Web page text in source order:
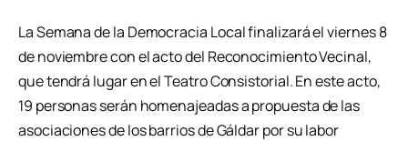
La Semana de la Democracia Local finalizará el viernes 8
de noviembre con el acto del Reconocimiento Vecinal,
que tendrá lugar en el Teatro Consistorial. En este acto,
19 personas serán homenajeadas a propuesta de las
asociaciones de los barrios de Gáldar por su labor